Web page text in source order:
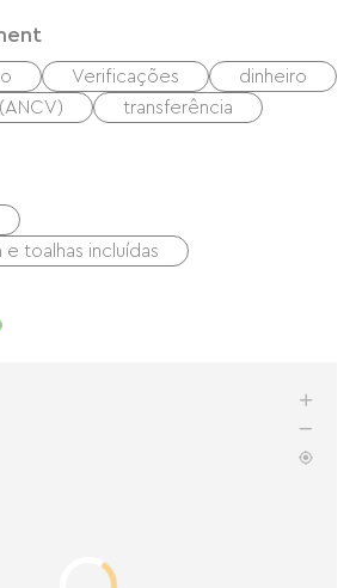
Verificações
dinheiro
transferência
e toalhas incluídas